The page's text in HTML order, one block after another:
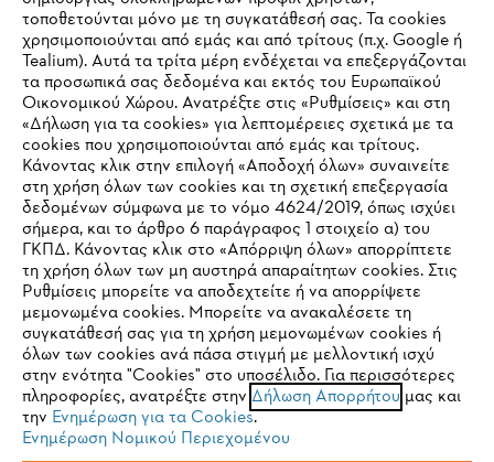
Εταιρεία
STIHL Συχνές ερωτήσεις
Service
Πολιτική απορρήτου Νομικό κείμενο Cookies
Νομικές πληροφορίες
IHR BROWSER WIRD NICHT
UNTERSTÜTZT
Sie nutzen einen Browser, den wir noch nicht unterstützen. Für
eine optimale Nutzung unserer Seite empfehlen wir Ihnen, zu
einem der folgenden Browser zu wechseln:
τοποθετούνται μόνο με τη συγκατάθεσή σας. Τα cookies
χρησιμοποιούνται από εμάς και από τρίτους (π.χ. Google ή
Tealium). Αυτά τα τρίτα μέρη ενδέχεται να επεξεργάζονται
τα προσωπικά σας δεδομένα και εκτός του Ευρωπαϊκού
Οικονομικού Χώρου. Ανατρέξτε στις «Ρυθμίσεις» και στη
«Δήλωση για τα cookies» για λεπτομέρειες σχετικά με τα
cookies που χρησιμοποιούνται από εμάς και τρίτους.
Κάνοντας κλικ στην επιλογή «Αποδοχή όλων» συναινείτε
στη χρήση όλων των cookies και τη σχετική επεξεργασία
δεδομένων σύμφωνα με το νόμο 4624/2019, όπως ισχύει
σήμερα, και το άρθρο 6 παράγραφος 1 στοιχείο α) του
ΓΚΠΔ. Κάνοντας κλικ στο «Απόρριψη όλων» απορρίπτετε
τη χρήση όλων των μη αυστηρά απαραίτητων cookies. Στις
Ρυθμίσεις μπορείτε να αποδεχτείτε ή να απορρίψετε
μεμονωμένα cookies. Μπορείτε να ανακαλέσετε τη
συγκατάθεσή σας για τη χρήση μεμονωμένων cookies ή
όλων των cookies ανά πάσα στιγμή με μελλοντική ισχύ
στην ενότητα "Cookies" στο υποσέλιδο. Για περισσότερες
πληροφορίες, ανατρέξτε στην Δήλωση Απορρήτου μας και
την Ενημέρωση για τα Cookies.
Ενημέρωση Νομικού Περιεχομένου